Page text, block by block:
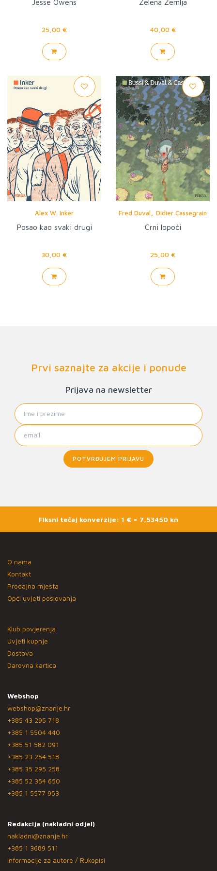
25,00 € 40,00 €
Alex W. Inker
Posao kao svaki drugi
30,00 €
Fred Duval Didier Cassegrain
Crni lopoči
25,00 €
Prvi saznajte za akcije i ponude
Prijava na newsletter
POTVRĐUJEM PRIJAVU
Fiksni tečaj konverzije: 1 € = 7,53450 kn
O nama
Kontakt
Prodajna mjesta
Opći uvjeti poslovanja
Klub povjerenja
Uvjeti kupnje
Dostava
Darovna kartica
Webshop
webshop@znanje.hr
+385 43 295 718
+385 1 5504 440
+385 51 582 091
+385 23 254 518
+385 35 295 258
+385 52 354 650
+385 1 5577 953
Redakcija (nakladni odjel)
nakladni@znanje.hr
+385 1 3689 511
Informacije za autore / Rukopisi